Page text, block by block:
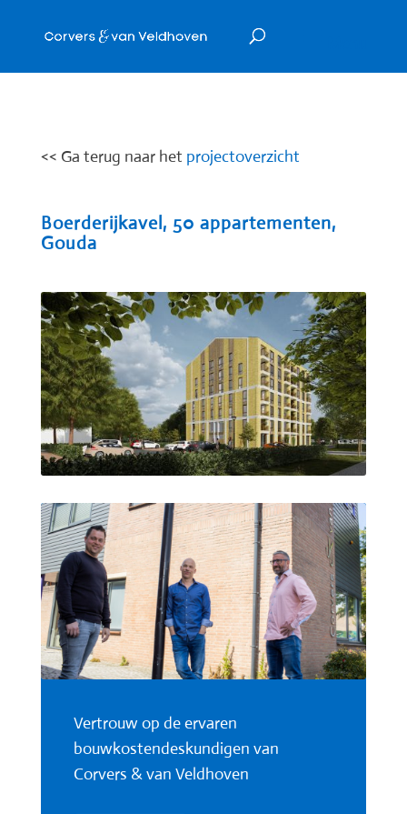
<< Ga terug naar het projectoverzicht
Boerderijkavel, 50 appartementen,
Gouda
Vertrouw op de ervaren
bouwkostendeskundigen van
Corvers & van Veldhoven